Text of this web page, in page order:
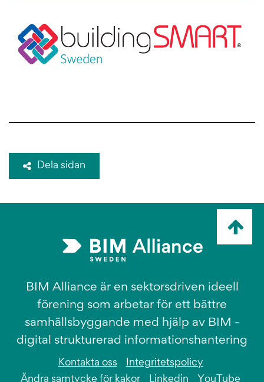
Dela sidan
mig
BIM Alliance är en sektorsdriven ideell
förening som arbetar för ett bättre
samhällsbyggande med hjälp av BIM -
digital strukturerad informationshantering
Kontakta oss
Integritetspolicy
Ändra samtycke för kakor
Linkedin YouTube